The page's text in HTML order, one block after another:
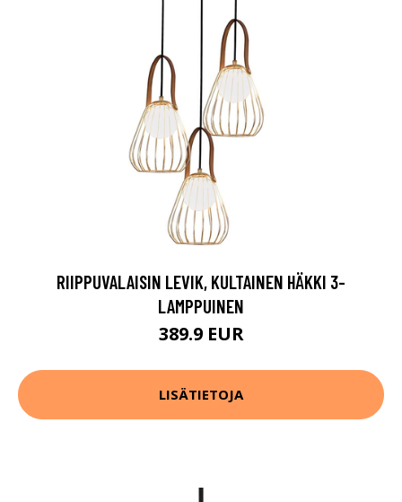
RIIPPUVALAISIN LEVIK, KULTAINEN HÄKKI 3-
LAMPPUINEN
389.9 EUR
LISÄTIETOJA